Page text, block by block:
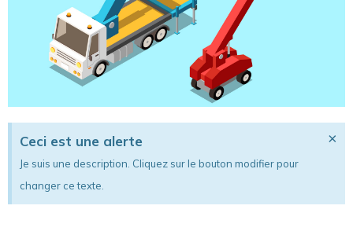
Ceci est une alerte
Je suis une description. Cliquez sur le bouton modifier pour
changer ce texte.
×